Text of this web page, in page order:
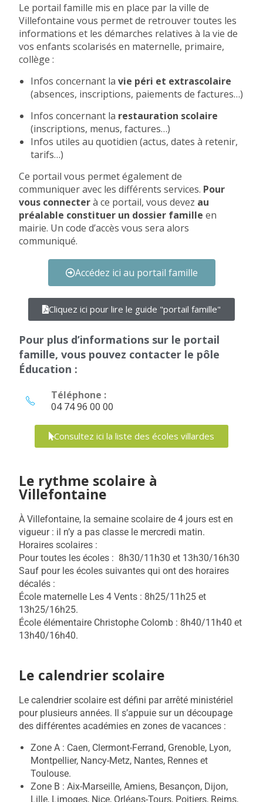
Le portail famille mis en place par la ville de
Villefontaine vous permet de retrouver toutes les
informations et les démarches relatives à la vie de
vos enfants scolarisés en maternelle, primaire,
collège :
Infos concernant lavie péri et extrascolaire
(absences, inscriptions, paiements de factures…)
Infos concernant la restauration scolaire
(inscriptions, menus, factures…)
Infos utiles au quotidien (actus, dates à retenir,
tarifs…)
Ce portail vous permet également de
communiquer avec les différents services. Pour
vous connecterà ce portail, vous devez au
préalable constituer un dossier famille en
mairie. Un code d’accès vous sera alors
communiqué.
Accédez ici au portail famille
Cliquez ici pour lire le guide "portail famille"
Pour plus d’informations sur le portail
famille, vous pouvez contacter le pôle
Éducation :
Téléphone :
04 74 96 00 00
Consultez ici la liste des écoles villardes
Le rythme scolaire à
Villefontaine
À Villefontaine, la semaine scolaire de 4 jours est en
vigueur : il n’y a pas classe le mercredi matin.
Horaires scolaires :
Pour toutes les écoles : 8h30/11h30 et 13h30/16h30
Sauf pour les écoles suivantes qui ont des horaires
décalés :
École maternelle Les 4 Vents : 8h25/11h25 et
13h25/16h25.
École élémentaire Christophe Colomb : 8h40/11h40 et
13h40/16h40.
Le calendrier scolaire
Le calendrier scolaire est défini par arrêté ministériel
pour plusieurs années. Il s’appuie sur un découpage
des différentes académies en zones de vacances :
Zone A : Caen, Clermont-Ferrand, Grenoble, Lyon,
Montpellier, Nancy-Metz, Nantes, Rennes et
Toulouse.
Zone B : Aix-Marseille, Amiens, Besançon, Dijon,
Lille, Limoges, Nice, Orléans-Tours, Poitiers, Reims,